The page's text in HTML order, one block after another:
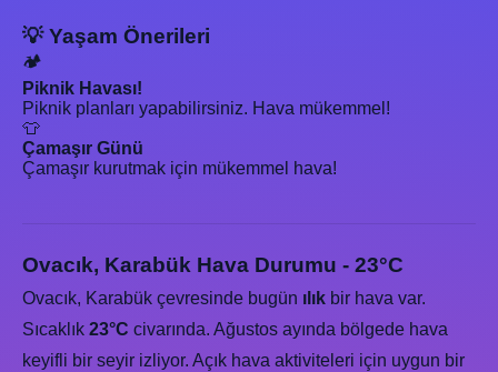
💡 Yaşam Önerileri
🏕️
Piknik Havası!
Piknik planları yapabilirsiniz. Hava mükemmel!
👕
Çamaşır Günü
Çamaşır kurutmak için mükemmel hava!
Ovacık, Karabük Hava Durumu - 23°C
Ovacık, Karabük çevresinde bugün ılık bir hava var.
Sıcaklık 23°C civarında. Ağustos ayında bölgede hava
keyifli bir seyir izliyor. Açık hava aktiviteleri için uygun bir